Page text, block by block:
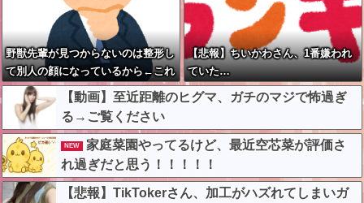
野獣先輩が見つからないのは整形し
て別人の顔になっているから←これ
【悲報】ちいかわさん、1番嫌われ
ていた…
【動画】至近距離のヒグマ、ガチのマジで怖過ぎ
る→ご覧ください
NEW
家庭菜園やってるけど、最近空芯菜が評価さ
れ過ぎだと思う！！！！！
【悲報】TikTokerさん、加工がハズれてしまいガ